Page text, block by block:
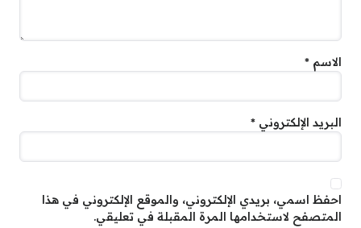
الاسم *
البريد الإلكتروني *
احفظ اسمي، بريدي الإلكتروني، والموقع الإلكتروني في هذا
المتصفح لاستخدامها المرة المقبلة في تعليقي.